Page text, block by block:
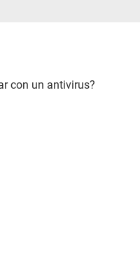
con un antivirus?